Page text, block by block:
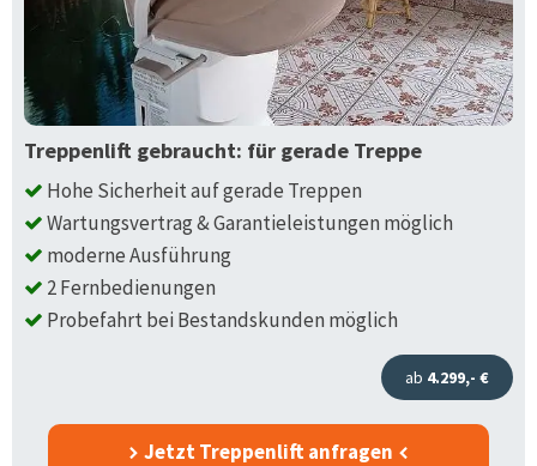
Treppenlift gebraucht: für gerade Treppe
Hohe Sicherheit auf gerade Treppen
Wartungsvertrag & Garantieleistungen möglich
moderne Ausführung
2 Fernbedienungen
Probefahrt bei Bestandskunden möglich
ab 4.299,- €
Jetzt Treppenlift anfragen